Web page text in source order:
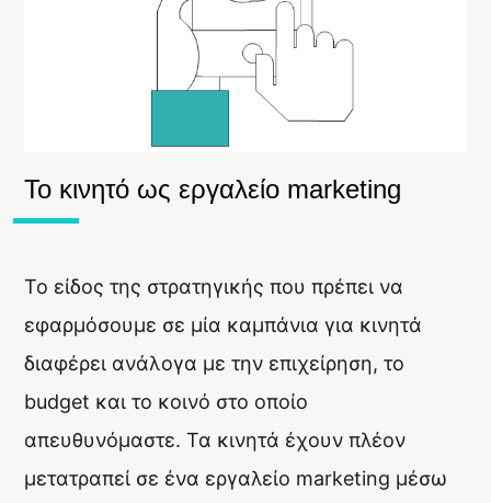
Το κινητό ως εργαλείο marketing
Το είδος της στρατηγικής που πρέπει να
εφαρμόσουμε σε μία καμπάνια για κινητά
διαφέρει ανάλογα με την επιχείρηση, το
budget και το κοινό στο οποίο
απευθυνόμαστε. Τα κινητά έχουν πλέον
μετατραπεί σε ένα εργαλείο marketing μέσω